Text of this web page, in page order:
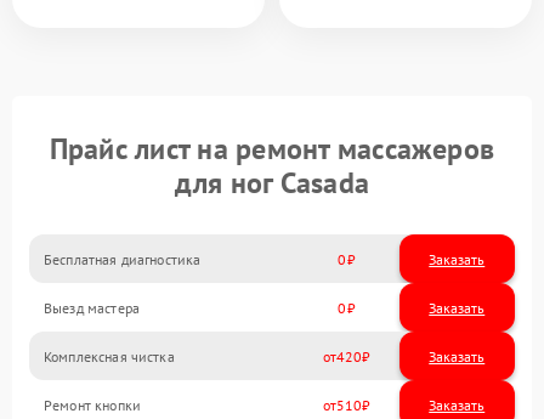
Прайс лист на ремонт массажеров
для ног Casada
Бесплатная диагностика 0 Заказать
Выезд мастера 0 Заказать
Комплексная чистка 420
Ремонт кнопки 510